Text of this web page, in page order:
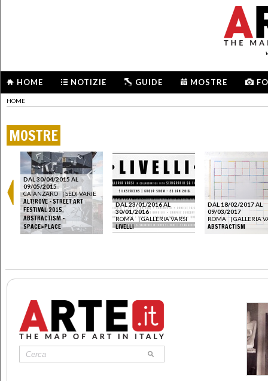
HOME NOTIZIE GUIDE MOSTRE
HOME
MOSTRE
DAL 30/04/2015 AL
09/05/2015
CATANZARO
|SEDI VARIE
ALT!ROVE - STREET ART
FESTIVAL 2015.
ABSTRACTISM -
SPACE>PLACE
DAL 23/01/2016 AL
30/01/2016
ROMA |GALLERIA VARSI
LIVELLI
DAL 18/02/2017 AL
09/03/2017
ROMA |GALLERIA
ABSTRACTISM